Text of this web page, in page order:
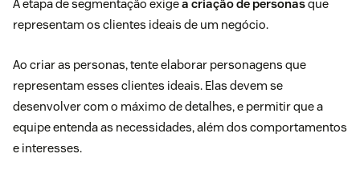
A etapa de segmentação exigea criação de personasque
representam os clientes ideais de um negócio.
Ao criar as personas, tente elaborar personagens que
representam esses clientes ideais. Elas devem se
desenvolver com o máximo de detalhes, e permitir que a
equipe entenda as necessidades, além dos comportamentos
e interesses.